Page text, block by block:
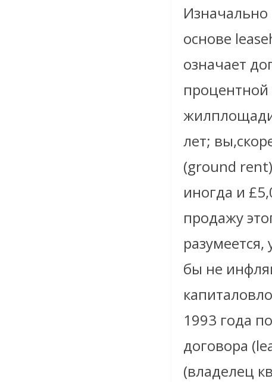
основе
означает
процентной
лет;
(ground
иногда и
продажу
бы не
1993 года
договора
(владелец